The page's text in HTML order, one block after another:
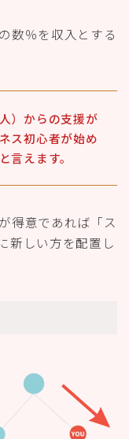
数％を収入とする
）からの支援が
ス初心者が始め
言えます。
得意であれば「ス
新しい方を配置し